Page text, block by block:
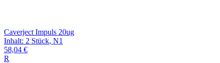
Caverject Impuls 20ug
Inhalt: 2 Stück, N1
58,04 €
R